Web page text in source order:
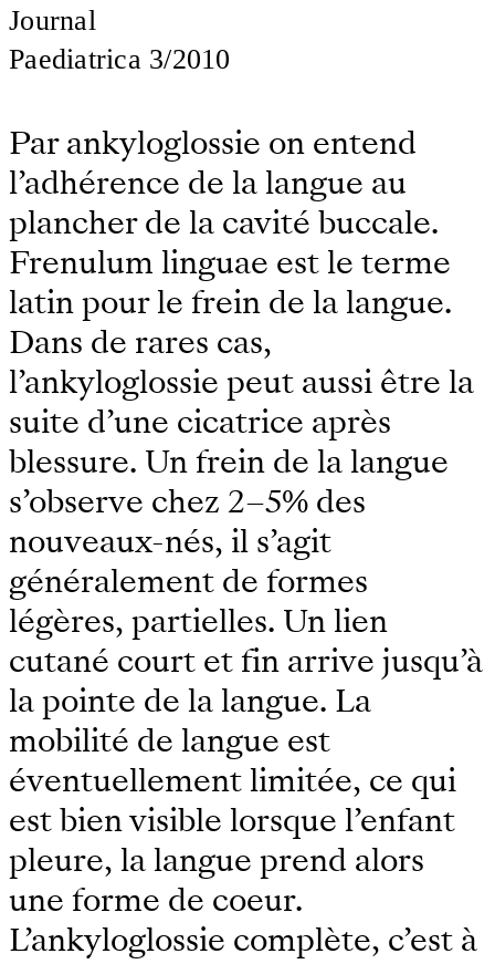
Journal
Paediatrica 3/2010
Par ankyloglossie on entend
l’adhérence de la langue au
plancher de la cavité buccale.
Frenulum linguae est le terme
latin pour le frein de la langue.
Dans de rares cas,
l’ankyloglossie peut aussi être la
suite d’une cicatrice après
blessure. Un frein de la langue
s’observe chez 2–5% des
nouveaux-nés, il s’agit
généralement de formes
légères, partielles. Un lien
cutané court et fin arrive jusqu’à
la pointe de la langue. La
mobilité de langue est
éventuellement limitée, ce qui
est bien visible lorsque l’enfant
pleure, la langue prend alors
une forme de coeur.
L’ankyloglossie complète, c’est à